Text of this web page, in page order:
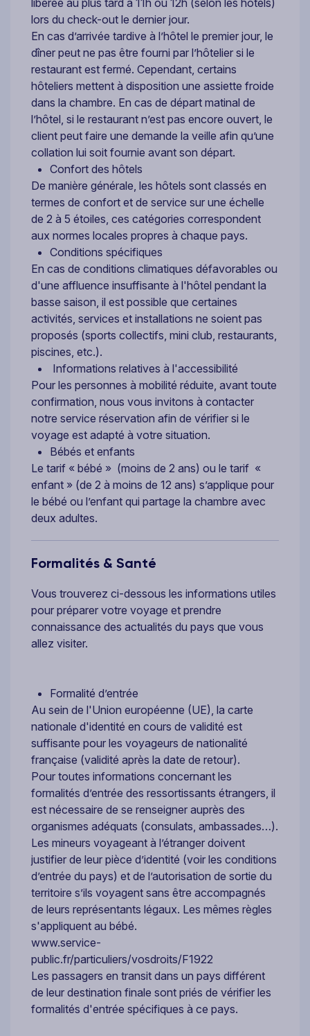
lors du check-out le dernier jour.
En cas d’arrivée tardive à l’hôtel le premier jour, le
dîner peut ne pas être fourni par l’hôtelier si le
restaurant est fermé. Cependant, certains
hôteliers mettent à disposition une assiette froide
dans la chambre. En cas de départ matinal de
l’hôtel, si le restaurant n’est pas encore ouvert, le
client peut faire une demande la veille afin qu’une
collation lui soit fournie avant son départ.
Confort des hôtels
De manière générale, les hôtels sont classés en
termes de confort et de service sur une échelle
de 2 à 5 étoiles, ces catégories correspondent
aux normes locales propres à chaque pays.
Conditions spécifiques
En cas de conditions climatiques défavorables ou
d'une affluence insuffisante à l'hôtel pendant la
basse saison, il est possible que certaines
activités, services et installations ne soient pas
proposés (sports collectifs, mini club, restaurants,
piscines, etc.).
Informations relatives à l'accessibilité
Pour les personnes à mobilité réduite, avant toute
confirmation, nous vous invitons à contacter
notre service réservation afin de vérifier si le
voyage est adapté à votre situation.
Bébés et enfants
Le tarif « bébé » (moins de 2 ans) ou le tarif «
enfant » (de 2 à moins de 12 ans) s’applique pour
le bébé ou l’enfant qui partage la chambre avec
deux adultes.
Formalités & Santé
Vous trouverez ci-dessous les informations utiles
pour préparer votre voyage et prendre
connaissance des actualités du pays que vous
allez visiter.
Formalité d’entrée
Au sein de l'Union européenne (UE), la carte
nationale d'identité en cours de validité est
suffisante pour les voyageurs de nationalité
française (validité après la date de retour).
Pour toutes informations concernant les
formalités d’entrée des ressortissants étrangers, il
est nécessaire de se renseigner auprès des
organismes adéquats (consulats, ambassades…).
Les mineurs voyageant à l’étranger doivent
justifier de leur pièce d’identité (voir les conditions
d’entrée du pays) et de l’autorisation de sortie du
territoire s’ils voyagent sans être accompagnés
de leurs représentants légaux. Les mêmes règles
s'appliquent au bébé.
www.service-
public.fr/particuliers/vosdroits/F1922
Les passagers en transit dans un pays différent
de leur destination finale sont priés de vérifier les
formalités d'entrée spécifiques à ce pays.